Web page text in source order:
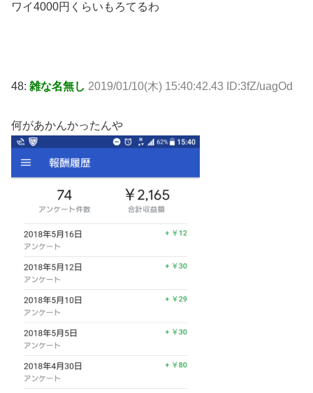
ワイ4000円くらいもろてるわ
48: 雑な名無し 2019/01/10(木) 15:40:42.43 ID:3fZ/uagOd
何があかんかったんや